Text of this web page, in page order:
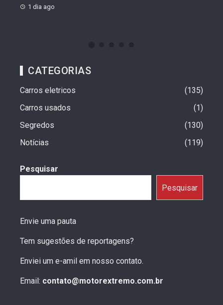
1 dia ago
CATEGORIAS
Carros eletricos
135
Carros usados
1
Segredos
130
Notícias
119
Pesquisar
Pesquisar
Envie uma pauta
Tem sugestões de reportagens?
Enviei um e-amil em nosso contato.
Email: contato@motorextremo.com.br